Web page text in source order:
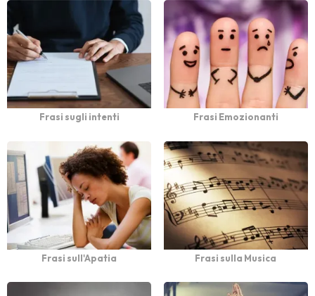
Frasi sugli intenti Frasi Emozionanti
Frasi sull'Apatia Frasi sulla Musica